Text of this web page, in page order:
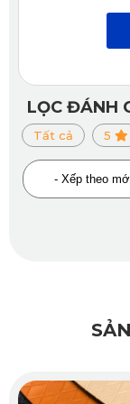
Việc lựa chọn
LỌC ĐÁNH
Tất cả 5